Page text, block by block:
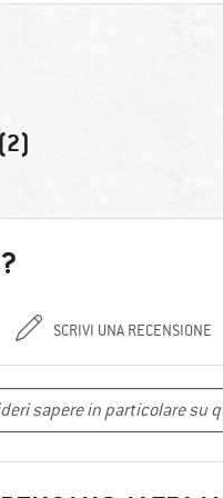
(2)
SCRIVI UNA RECENSIONE